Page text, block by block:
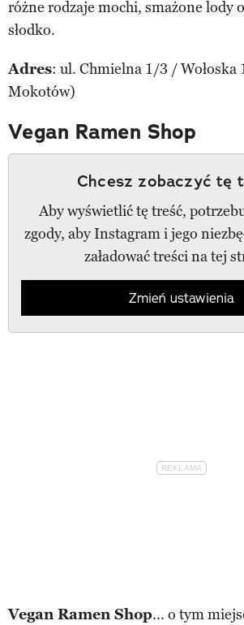
różne rodzaje mochi, smażone lody
słodko.
Adres: ul. Chmielna 1/3 / Wołoska
Mokotów)
Vegan Ramen Shop
Chcesz zobaczyć tę
Aby wyświetlić tę treść,
zgody, aby Instagram i jego
załadować treści na tej
Zmień ustawienia
Vegan Ramen Shop... o tym